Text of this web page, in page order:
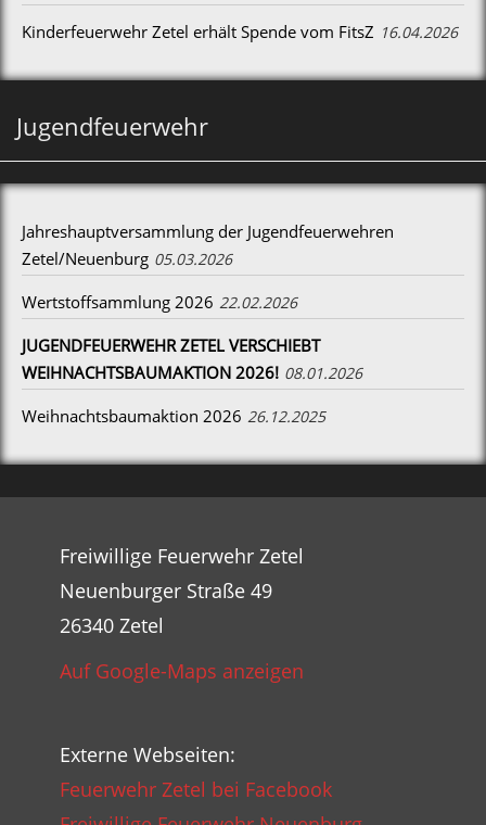
Kinderfeuerwehr Zetel erhält Spende vom FitsZ 16.04.2026
Jugendfeuerwehr
Jahreshauptversammlung der Jugendfeuerwehren
Zetel/Neuenburg 05.03.2026
Wertstoffsammlung 2026 22.02.2026
JUGENDFEUERWEHR ZETEL VERSCHIEBT
WEIHNACHTSBAUMAKTION 2026! 08.01.2026
Weihnachtsbaumaktion 2026 26.12.2025
Freiwillige Feuerwehr Zetel
Neuenburger Straße 49
26340 Zetel
Auf Google-Maps anzeigen
Externe Webseiten:
Feuerwehr Zetel bei Facebook